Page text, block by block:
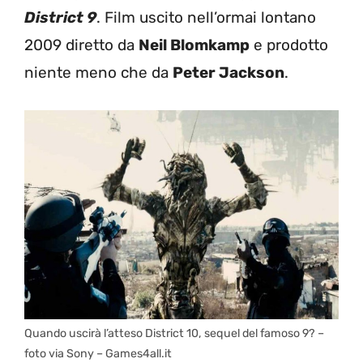
District 9. Film uscito nell’ormai lontano
2009 diretto da Neil Blomkamp e prodotto
niente meno che da Peter Jackson.
Quando uscirà l’atteso District 10, sequel del famoso 9? –
foto via Sony – Games4all.it